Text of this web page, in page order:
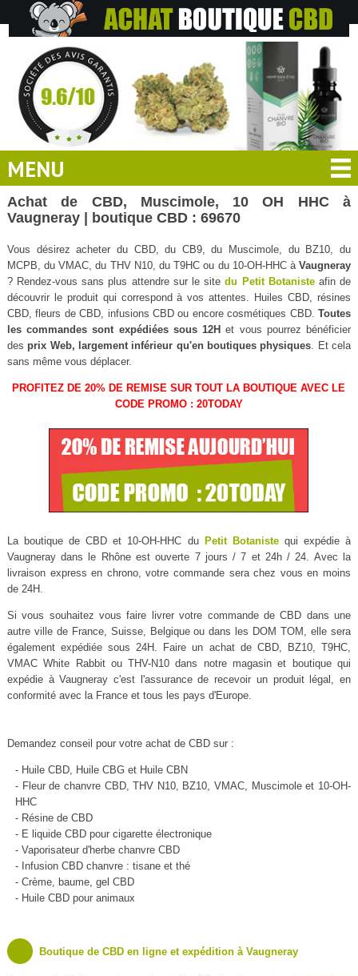
MENU
Achat de CBD, Muscimole, 10 OH HHC à
Vaugneray | boutique CBD : 69670
Vous désirez acheter du CBD, du CB9, du Muscimole, du BZ10, du
MCPB, du VMAC, du THV N10, du T9HC ou du 10-OH-HHC àVaugneray
? Rendez-vous sans plus attendre sur le sitedu Petit Botanisteafin de
découvrir le produit qui correspond à vos attentes. Huiles CBD, résines
CBD, fleurs de CBD, infusions CBD ou encore cosmétiques CBD.Toutes
les commandes sont expédiées sous 12H et vous pourrez bénéficier
des prix Web, largement inférieur qu'en boutiques physiques . Et cela
sans même vous déplacer.
PROFITEZ DE 20% DE REMISE SUR TOUT LA BOUTIQUE AVEC LE
CODE PROMO : 20TODAY
La boutique de CBD et 10-OH-HHC du Petit Botanistequi expédie à
Vaugneray dans le Rhône est ouverte 7 jours / 7 et 24h / 24. Avec la
livraison express en chrono, votre commande sera chez vous en moins
de 24H.
Si vous souhaitez vous faire livrer votre commande de CBD dans une
autre ville de France, Suisse, Belgique ou dans les DOM TOM, elle sera
également expédiée sous 24H. Faire un achat de CBD, BZ10, T9HC,
VMAC White Rabbit ou THV-N10 dans notre magasin et boutique qui
expédie à Vaugneray c'est l'assurance de recevoir un produit légal, en
conformité avec la France et tous les pays d'Europe.
Demandez conseil pour votre achat de CBD sur :
- Huile CBD, Huile CBG et Huile CBN
- Fleur de chanvre CBD, THV N10, BZ10, VMAC, Muscimole et 10-OH-
HHC
- Résine de CBD
- E liquide CBD pour cigarette électronique
- Vaporisateur d'herbe chanvre CBD
- Infusion CBD chanvre : tisane et thé
- Crème, baume, gel CBD
- Huile CBD pour animaux
Boutique de CBD en ligne et expédition à Vaugneray